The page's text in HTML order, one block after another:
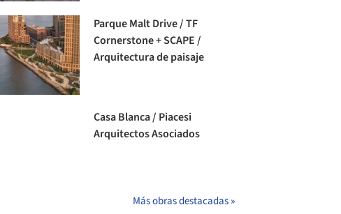
Parque Malt Drive / TF
Cornerstone + SCAPE /
Arquitectura de paisaje
Casa Blanca / Piacesi
Arquitectos Asociados
Más obras destacadas »